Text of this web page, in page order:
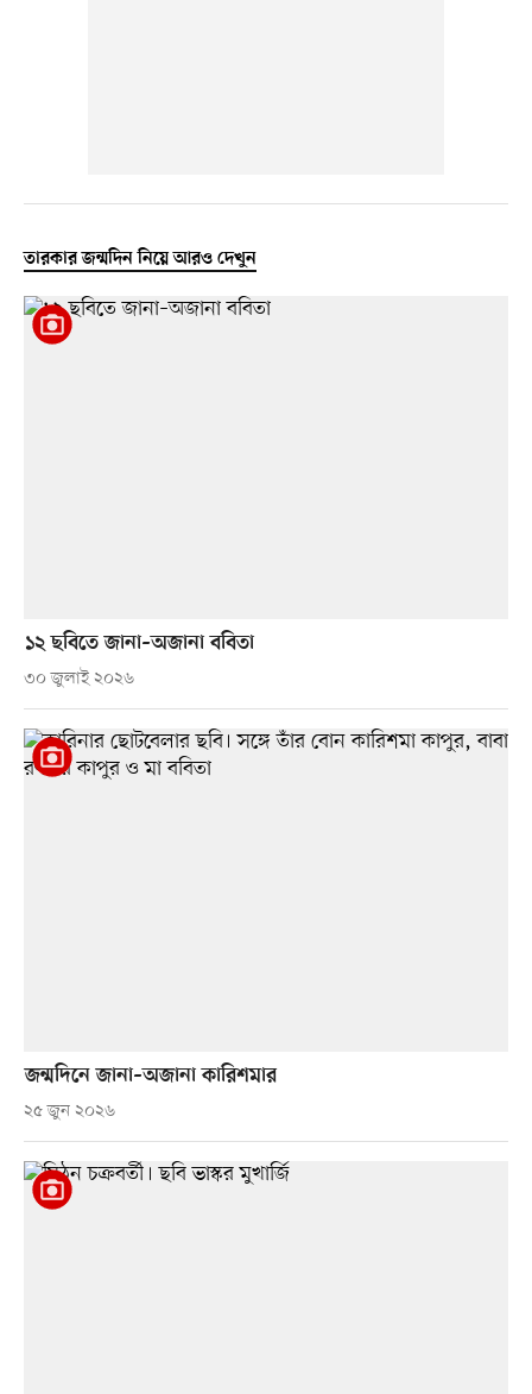
তারকার জন্মদিন নিয়ে আরও দেখুন
১২ ছবিতে জানা–অজানা ববিতা
৩০ জুলাই ২০২৬
জন্মদিনে জানা–অজানা কারিশমার
২৫ জুন ২০২৬